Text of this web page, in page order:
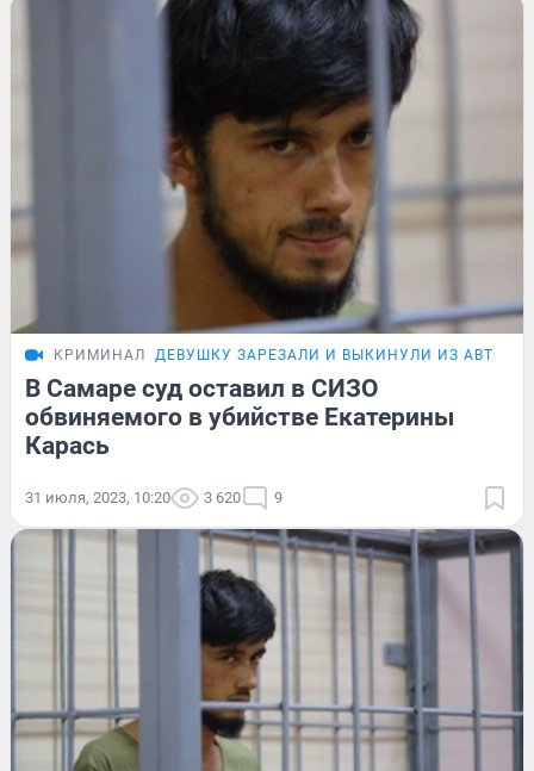
КРИМИНАЛ ДЕВУШКУ ЗАРЕЗАЛИ И ВЫКИНУЛИ ИЗ АВТО
В Самаре суд оставил в СИЗО
обвиняемого в убийстве Екатерины
Карась
31 июля, 2023, 10:20 3 620 9